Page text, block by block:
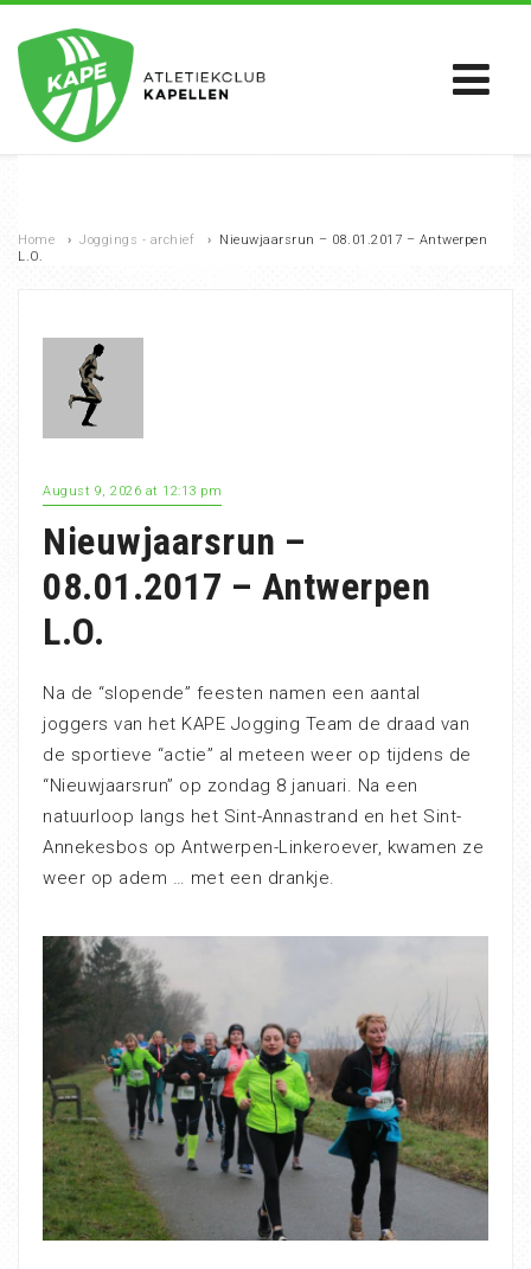
Home › Joggings - archief › Nieuwjaarsrun – 08.01.2017 – Antwerpen
L.O.
August 9, 2026 at 12:13 pm
Nieuwjaarsrun –
08.01.2017 – Antwerpen
L.O.
Na de “slopende” feesten namen een aantal
joggers van het KAPE Jogging Team de draad van
de sportieve “actie” al meteen weer op tijdens de
“Nieuwjaarsrun” op zondag 8 januari. Na een
natuurloop langs het Sint-Annastrand en het Sint-
Annekesbos op Antwerpen-Linkeroever, kwamen ze
weer op adem … met een drankje.